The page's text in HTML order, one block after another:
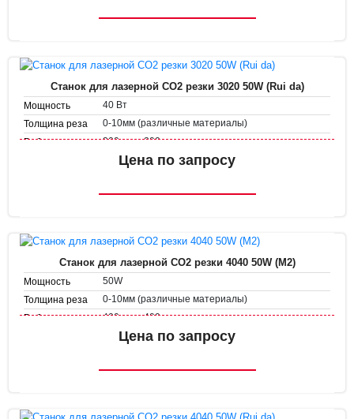
Станок для лазерной CO2 резки 3020 50W (Rui da)
Мощность
40 Вт
Толщина реза
0-10мм (различные материалы)
Рабочее поле
300 мм х 200 мм
1-500 мм/с
Цена по запросу
Станок для лазерной CO2 резки 4040 50W (M2)
Мощность
50W
Толщина реза
0-10мм (различные материалы)
Рабочее поле
400 мм х 400 мм
1-500 мм/с
Цена по запросу